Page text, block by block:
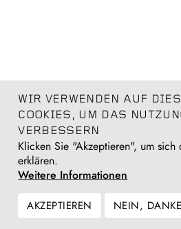
WIR VERWENDEN AUF
COOKIES, UM DAS
VERBESSERN
Klicken Sie "Akzeptieren", um sich
erklären.
Weitere Informationen
AKZEPTIEREN NEIN, DANKE